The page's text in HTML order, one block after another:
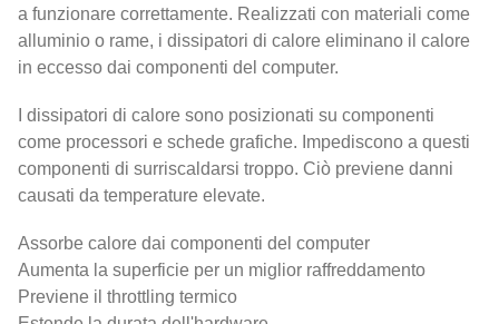
a funzionare correttamente. Realizzati con materiali come
alluminio o rame, i dissipatori di calore eliminano il calore
in eccesso dai componenti del computer.
I dissipatori di calore sono posizionati su componenti
come processori e schede grafiche. Impediscono a questi
componenti di surriscaldarsi troppo. Ciò previene danni
causati da temperature elevate.
Assorbe calore dai componenti del computer
Aumenta la superficie per un miglior raffreddamento
Previene il throttling termico